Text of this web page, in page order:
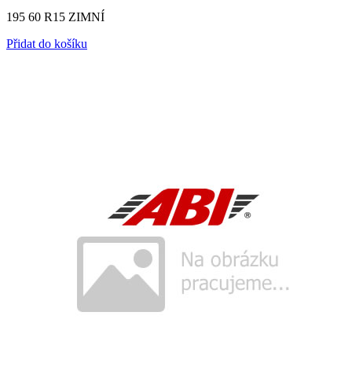
195 60 R15 ZIMNÍ
Přidat do košíku